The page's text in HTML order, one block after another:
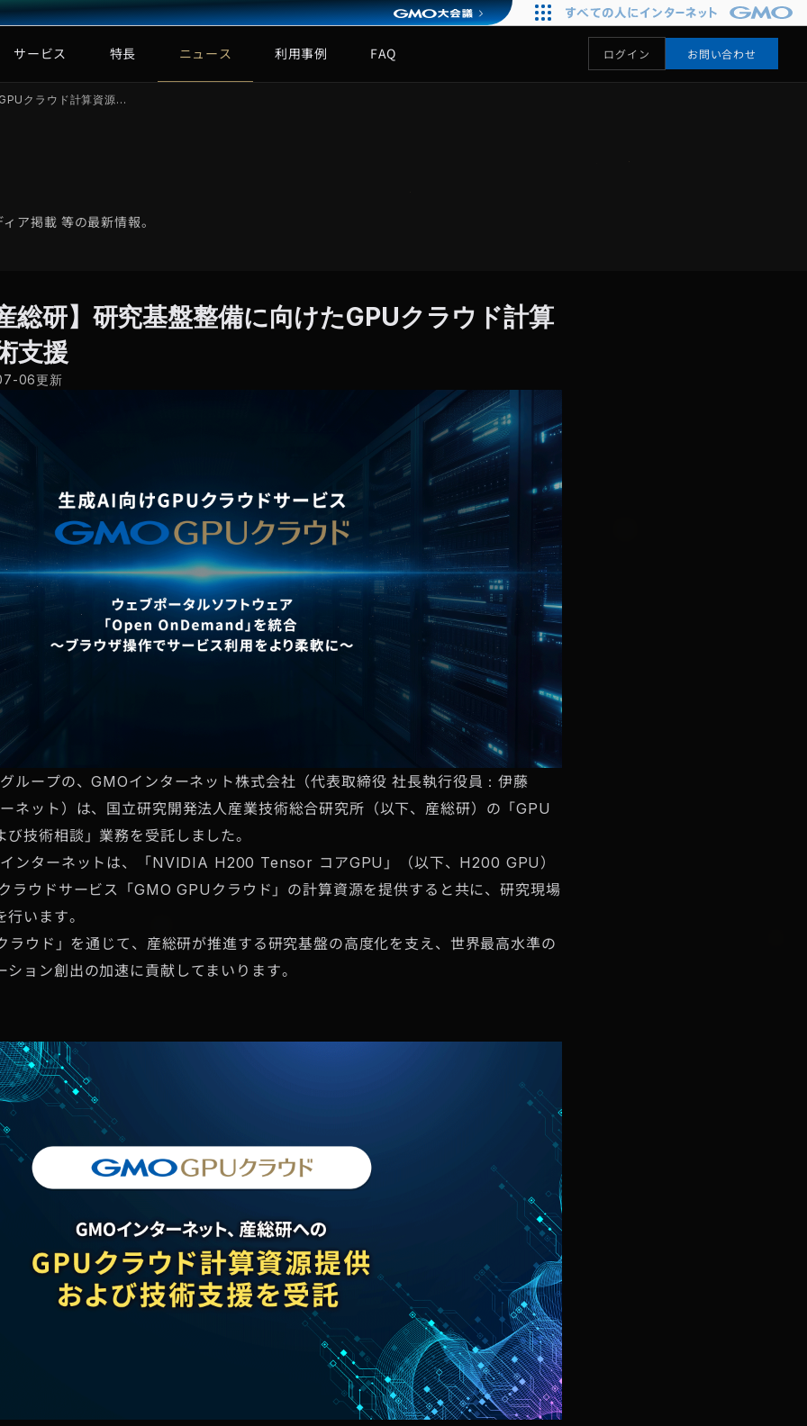
サービス 特長 ニュース 利用事例 FAQ ログイン お問い合わせ
クラウド計算資源…
ア掲載 等の最新情報。
総研】研究基盤整備に向けたGPUクラウド計算
支援
06更新
ープの、GMOインターネット株式会社（代表取締役 社長執行役員：伊藤
ット）は、国立研究開発法人産業技術総合研究所（以下、産総研）の「GPU
技術相談」業務を受託しました。
ンターネットは、「NVIDIA H200 Tensor コアGPU」（以下、H200 GPU）
ラウドサービス「GMO GPUクラウド」の計算資源を提供すると共に、研究現場
います。
ウド」を通じて、産総研が推進する研究基盤の高度化を支え、世界最高水準の
ョン創出の加速に貢献してまいります。